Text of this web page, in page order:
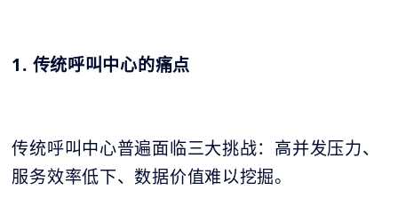
1. 传统呼叫中心的痛点
传统呼叫中心普遍面临三大挑战：高并发压力、
服务效率低下、数据价值难以挖掘。